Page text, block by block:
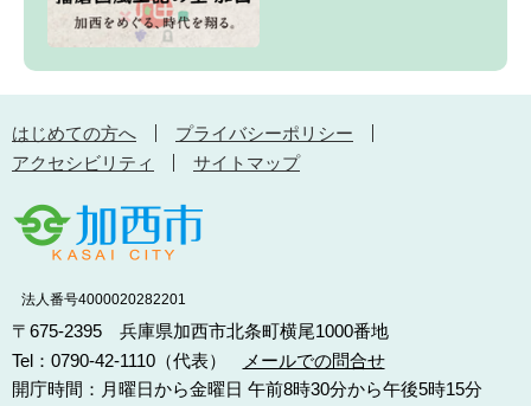
はじめての方へ
プライバシーポリシー
アクセシビリティ
サイトマップ
法人番号4000020282201
〒675-2395 兵庫県加西市北条町横尾1000番地
Tel：0790-42-1110（代表）
メールでの問合せ
開庁時間：月曜日から金曜日 午前8時30分から午後5時15分